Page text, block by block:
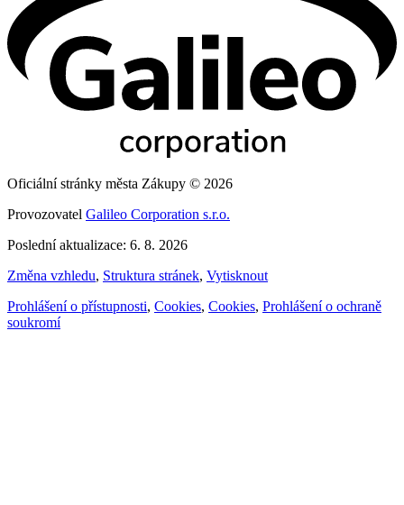
Oficiální stránky města Zákupy © 2026
Provozovatel Galileo Corporation s.r.o.
Poslední aktualizace: 6. 8. 2026
Změna vzhledu, Struktura stránek, Vytisknout
Prohlášení o přístupnosti, Cookies, Cookies, Prohlášení o ochraně
soukromí